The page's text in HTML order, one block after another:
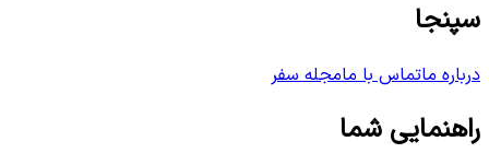
سپنجا
درباره ماتماس با مامجله سفر
راهنمایی شما